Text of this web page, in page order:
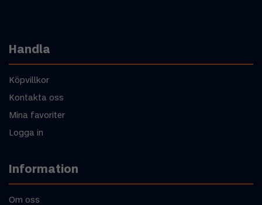
Handla
Köpvillkor
Kontakta oss
Mina favoriter
Logga in
Information
Om oss